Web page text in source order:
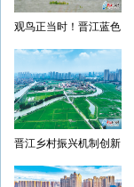
观鸟正当时！晋江蓝色
晋江乡村振兴机制创新